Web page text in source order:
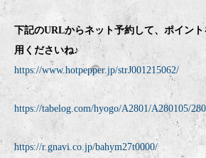
下記のURLからネット予約して、ポイン
用くださいね♪
https://www.hotpepper.jp/strJ001215062/
https://tabelog.com/hyogo/A2801/A280105/
https://r.gnavi.co.jp/bahym27t0000/